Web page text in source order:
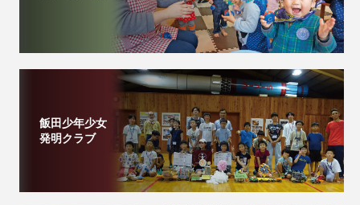
飯田少年少女
発明クラブ